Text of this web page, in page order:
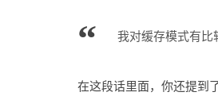
我对缓存模式有比
在这段话里面，你还提到